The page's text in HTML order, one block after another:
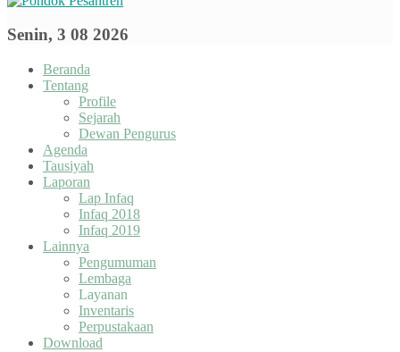
Senin, 3 08 2026
Beranda
Tentang
Profile
Sejarah
Dewan Pengurus
Agenda
Tausiyah
Laporan
Lap Infaq
Infaq 2018
Infaq 2019
Lainnya
Pengumuman
Lembaga
Layanan
Inventaris
Perpustakaan
Download